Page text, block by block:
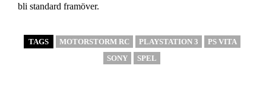
bli standard framöver.
TAGS MOTORSTORM RC PLAYSTATION 3
PS VITA
SONY
SPEL